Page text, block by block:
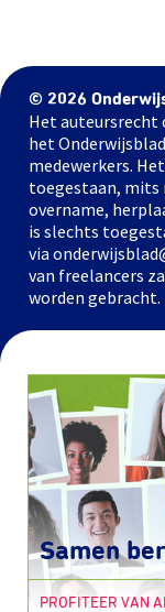
© 2026
Het auteursrecht
het
medewerkers.
toegestaan, mits
overname,
is slechts
via
van freelancers
worden gebracht.
Samen
PROFITEER VAN